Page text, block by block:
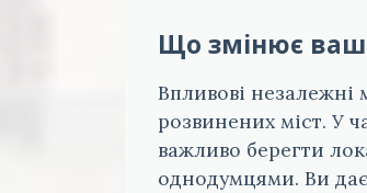
Що змінює
Впливові незалежні
розвинених міст. У
важливо берегти
однодумцями. Ви